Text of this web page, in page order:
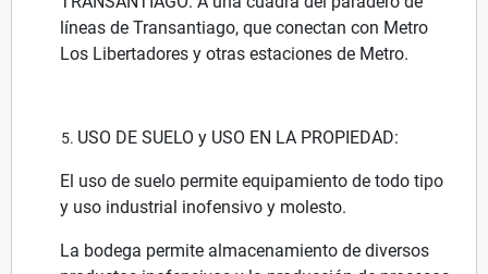
líneas de Transantiago, que conectan con Metro
Los Libertadores y otras estaciones de Metro.
USO DE SUELO y USO EN LA PROPIEDAD:
El uso de suelo permite equipamiento de todo tipo
y uso industrial inofensivo y molesto.
La bodega permite almacenamiento de diversos